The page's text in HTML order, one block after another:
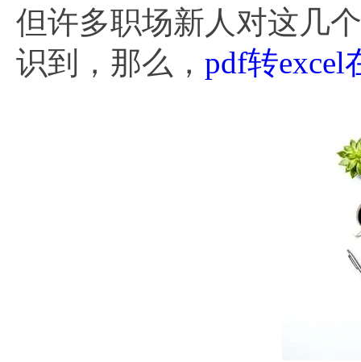
但许多职场新人对这几
识到，那么， pdf转excel